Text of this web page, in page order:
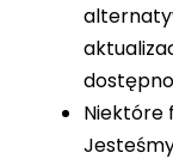
Niektóre